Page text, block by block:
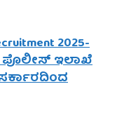
2025-
ಪೊಲೀಸ್ ಇಲಾಖೆ
ಸರ್ಕಾರದಿಂದ